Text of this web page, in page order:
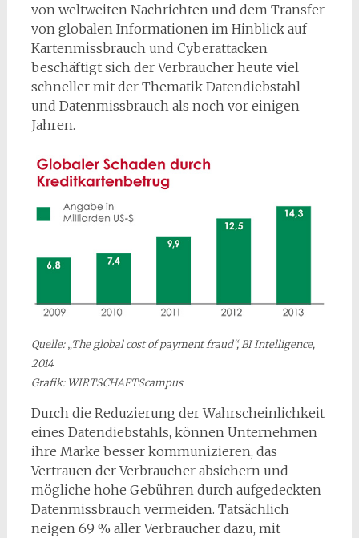
von weltweiten Nachrichten und dem Transfer
von globalen Informationen im Hinblick auf
Kartenmissbrauch und Cyberattacken
beschäftigt sich der Verbraucher heute viel
schneller mit der Thematik Datendiebstahl
und Datenmissbrauch als noch vor einigen
Jahren.
Quelle: „The global cost of payment fraud“, BI Intelligence,
2014
Grafik: WIRTSCHAFTScampus
Durch die Reduzierung der Wahrscheinlichkeit
eines Datendiebstahls, können Unternehmen
ihre Marke besser kommunizieren, das
Vertrauen der Verbraucher absichern und
mögliche hohe Gebühren durch aufgedeckten
Datenmissbrauch vermeiden. Tatsächlich
neigen 69 % aller Verbraucher dazu, mit